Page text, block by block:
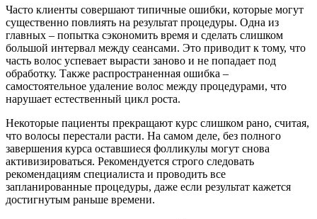
Часто клиенты совершают типичные ошибки, которые могут
существенно повлиять на результат процедуры. Одна из
главных – попытка сэкономить время и сделать слишком
большой интервал между сеансами. Это приводит к тому, что
часть волос успевает вырасти заново и не попадает под
обработку. Также распространенная ошибка –
самостоятельное удаление волос между процедурами, что
нарушает естественный цикл роста.
Некоторые пациенты прекращают курс слишком рано, считая,
что волосы перестали расти. На самом деле, без полного
завершения курса оставшиеся фолликулы могут снова
активизироваться. Рекомендуется строго следовать
рекомендациям специалиста и проводить все
запланированные процедуры, даже если результат кажется
достигнутым раньше времени.